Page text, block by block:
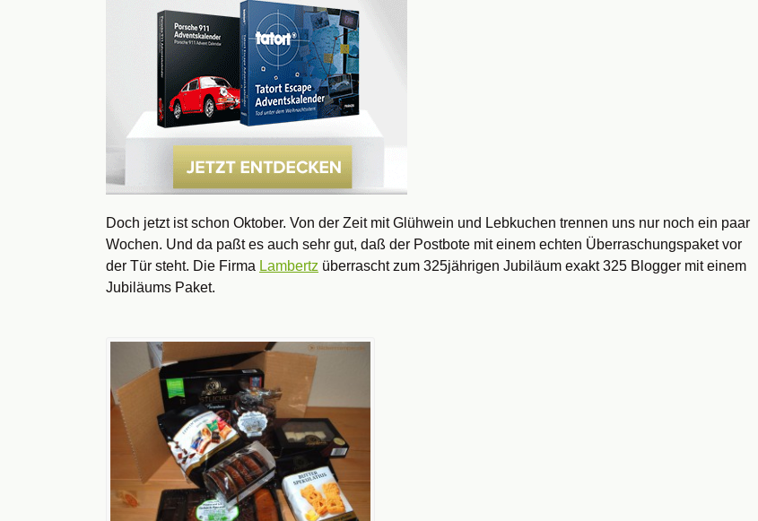
Doch jetzt ist schon Oktober. Von der Zeit mit Glühwein und Lebkuchen trennen uns nur noch ein paar
Wochen. Und da paßt es auch sehr gut, daß der Postbote mit einem echten Überraschungspaket vor
der Tür steht. Die Firma Lambertz überrascht zum 325jährigen Jubiläum exakt 325 Blogger mit einem
Jubiläums Paket.